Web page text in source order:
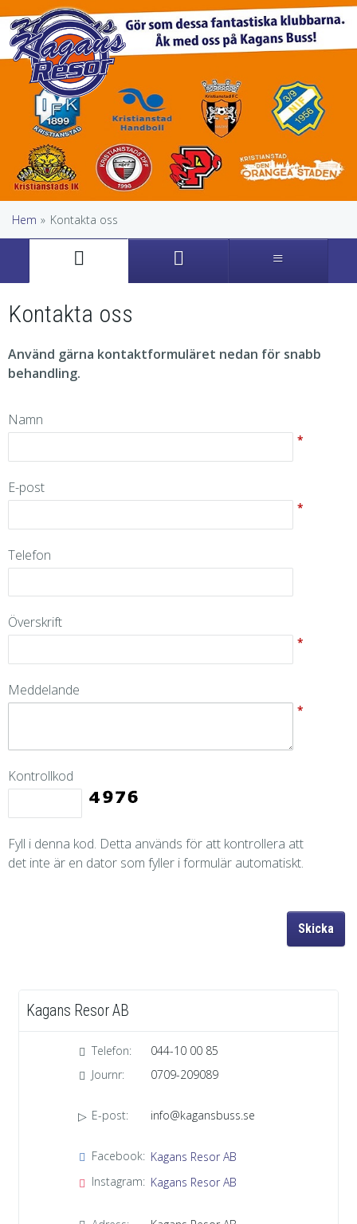
Hem » Kontakta oss
Kontakta oss
Använd gärna kontaktformuläret nedan för snabb
behandling.
Namn
*
E-post
*
Telefon
Överskrift
*
Meddelande
*
Kontrollkod
Fyll i denna kod. Detta används för att kontrollera att
det inte är en dator som fyller i formulär automatiskt.
Kagans Resor AB
Telefon:
044-10 00 85
Journr:
0709-209089
Kagans Resor AB
Kagans Resor AB
Telefon:
044-10 00 85
Journr:
0709-209089
E-post: info@kagansbuss.se
Facebook: Kagans Resor AB
Instagram: Kagans Resor AB